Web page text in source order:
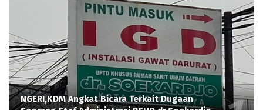
NGERI,KDM Angkat Bicara Terkait Dugaan